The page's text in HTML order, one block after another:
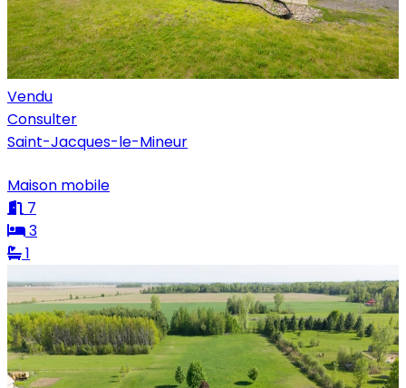
Vendu
Consulter
Saint-Jacques-le-Mineur
Maison mobile
7
3
1